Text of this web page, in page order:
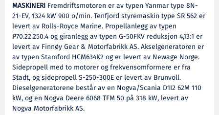
MASKINERI Fremdriftsmotoren er av typen Yanmar type 8N-
21-EV, 1324 kW 900 o/min. Tenfjord styremaskin type SR 562 er
levert av Rolls-Royce Marine. Propellanlegg av typen
P70.22.250.4 og giranlegg av typen G-50FKV reduksjon 4,13:1 er
levert av Finnøy Gear & Motorfabrikk AS. Akselgeneratoren er
av typen Stamford HCM634K2 og er levert av Newage Norge.
Sidepropell med to motorer og frekvensomformere er fra
Stadt, og sidepropell S-250-300E er levert av Brunvoll.
Dieselgeneratorene består av en Nogva/Scania D1I2 62M 110
kW, og en Nogva Deere 6068 TFM 50 på 318 kW, levert av
Nogva Motorfabrikk AS.